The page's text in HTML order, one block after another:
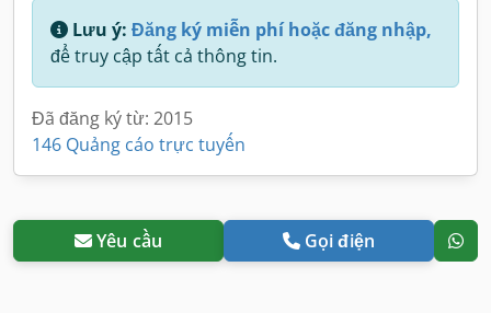
Lưu ý: Đăng ký miễn phí hoặc đăng nhập,
để truy cập tất cả thông tin.
Đã đăng ký từ: 2015
146 Quảng cáo trực tuyến
Yêu cầu Gọi điện